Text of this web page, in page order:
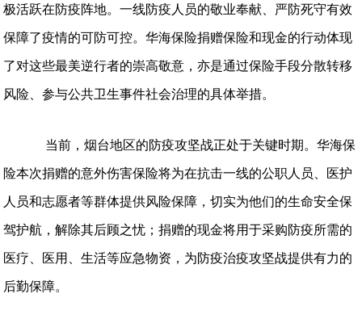
极活跃在防疫阵地。一线防疫人员的敬业奉献、严防死守有效
保障了疫情的可防可控。华海保险捐赠保险和现金的行动体现
了对这些最美逆行者的崇高敬意，亦是通过保险手段分散转移
风险、参与公共卫生事件社会治理的具体举措。
当前，烟台地区的防疫攻坚战正处于关键时期。华海保
险本次捐赠的意外伤害保险将为在抗击一线的公职人员、医护
人员和志愿者等群体提供风险保障，切实为他们的生命安全保
驾护航，解除其后顾之忧 ；捐赠的现金将用于采购防疫所需的
医疗、医用、生活等应急物资，为防疫治疫攻坚战提供有力的
后勤保障。